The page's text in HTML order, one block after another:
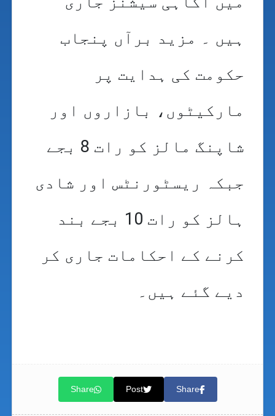
ہیں ۔ مزید برآں پنجاب
حکومت کی ہدایت پر
مارکیٹوں، بازاروں اور
شاپنگ مالز کو رات 8 بجے
جبکہ ریسٹورنٹس اور شادی
ہالز کو رات 10 بجے بند
کرنے کے احکامات جاری کر
دیے گئے ہیں۔
Share
Post
Share